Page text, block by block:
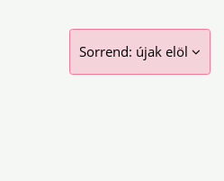
Sorrend: újak elöl